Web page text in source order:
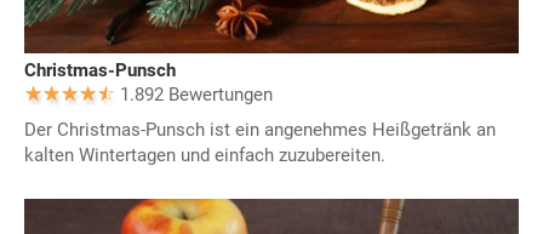
Christmas-Punsch
1.892 Bewertungen
Der Christmas-Punsch ist ein angenehmes Heißgetränk an
kalten Wintertagen und einfach zuzubereiten.